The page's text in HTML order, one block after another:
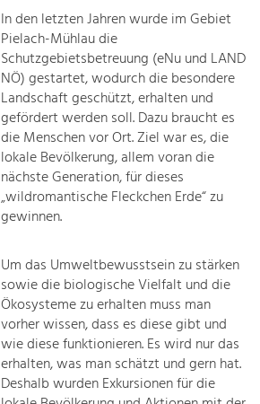
Jugend und
Energie
Verkehr und
Wertschöpfung
In den letzten Jahren wurde im Gebiet
Pielach-Mühlau die
Schutzgebietsbetreuung (eNu und LAND
NÖ) gestartet, wodurch die besondere
Landschaft geschützt, erhalten und
gefördert werden soll. Dazu braucht es
die Menschen vor Ort. Ziel war es, die
lokale Bevölkerung, allem voran die
nächste Generation, für dieses
„wildromantische Fleckchen Erde“ zu
gewinnen.
Um das Umweltbewusstsein zu stärken
sowie die biologische Vielfalt und die
Ökosysteme zu erhalten muss man
vorher wissen, dass es diese gibt und
wie diese funktionieren. Es wird nur das
erhalten, was man schätzt und gern hat.
Deshalb wurden Exkursionen für die